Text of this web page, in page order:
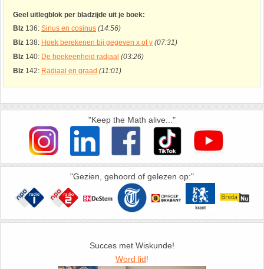
Geel uitlegblok per bladzijde uit je boek:
Blz 136: Sinus en cosinus (14:56)
Blz 138: Hoek berekenen bij gegeven x of y (07:31)
Blz 140: De hoekeenheid radiaal (03:26)
Blz 142: Radiaal en graad (11:01)
"Keep the Math alive..."
"Gezien, gehoord of gelezen op:"
Succes met Wiskunde!
Word lid!
27. Priemgetallen
28. Procenten
30. Sinus
32. Standaarddeviatie
33. Stelling van fermat
34. Stelling van Pythagoras